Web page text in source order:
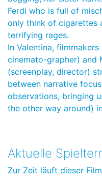
Ferdi who is full of
only think of cigarettes
terrifying rages.
In Valentina,
cinemato-grapher) and
(screenplay, director)
between narrative
observations, bringing
the other way around)
Aktuelle
Zur Zeit läuft dieser